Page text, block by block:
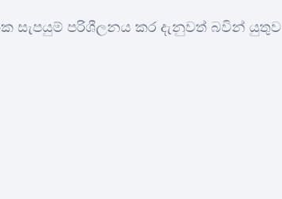
සැපයුම් පරිශීලනය කර දැනුවත් බවින් යුතුව